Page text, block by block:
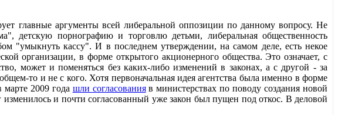
главные аргументы всей либеральной оппозиции по данному вопросу. Не
детскую порнографию и торговлю детьми, либеральная общественность
"умыкнуть кассу". И в последнем утверждении, на самом деле, есть некое
организации, в форме открытого акционерного общества. Это означает, с
может и поменяться без каких-либо изменений в законах, а с другой - за
то и не с кого. Хотя первоначальная идея агентства была именно в форме
марте 2009 года шли согласованияв министерствах по поводу создания новой
и почти согласованный уже закон был пущен под откос. В деловой